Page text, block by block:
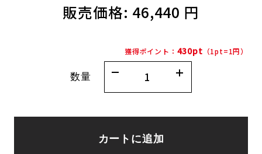
販売価格: 46,440 円
獲得ポイント： 430pt （1pt=1円）
数量
カートに追加